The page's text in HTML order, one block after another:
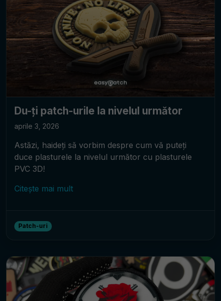
Du-ți patch-urile la nivelul următor
aprile 3, 2026
Astăzi, haideți să vorbim despre cum vă puteți
duce plasturele la nivelul următor cu plasturele
PVC 3D!
Citește mai mult
Patch-uri